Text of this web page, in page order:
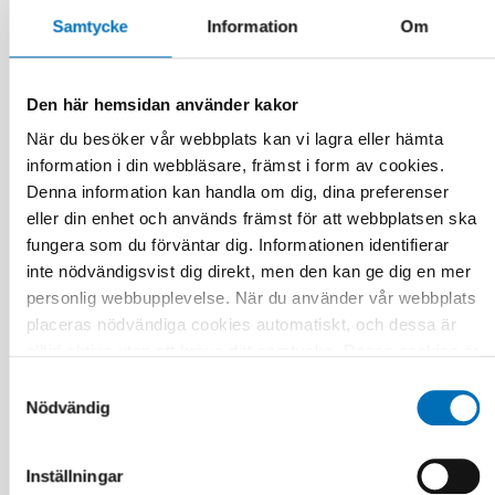
Samtycke Information Om
Den här hemsidan använder kakor
När du besöker vår webbplats kan vi lagra eller hämta
information i din webbläsare, främst i form av cookies.
Denna information kan handla om dig, dina preferenser
eller din enhet och används främst för att webbplatsen ska
fungera som du förväntar dig. Informationen identifierar
inte nödvändigsvist dig direkt, men den kan ge dig en mer
personlig webbupplevelse. När du använder vår webbplats
placeras nödvändiga cookies automatiskt, och dessa är
dess funktioner. Vi respekterar din integritet, och du kan
välja vilka ytterligare cookies (statistiska, preferens,
marknadsföring och oklassificerade) du vill acceptera.
Klicka på de olika kategorirubrikerna för att ta reda på mer
Nödvändig
Inställningar
FOLKHÄLSA
28 jan 2019
Smaktillsatser en ledande orsak till att unga
börjar använda e-cigaretter